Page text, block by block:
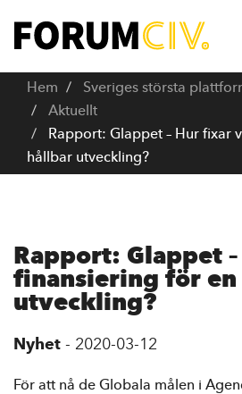
l
Hem
Sveriges största
Aktuellt
Rapport: Glappet – Hur fixar
hållbar utveckling?
Rapport: Glappet
finansiering för en
utveckling?
Nyhet - 2020-03-12
För att nå de Globala målen i